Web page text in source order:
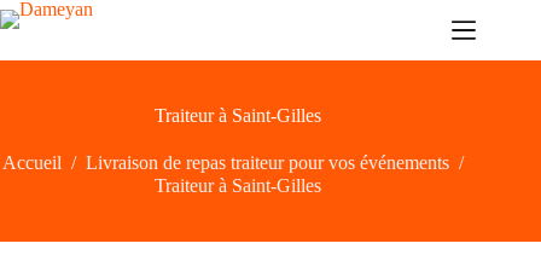
Passer
au
Traiteur à Saint-Gilles
Accueil / Livraison de repas traiteur pour vos événements /
Traiteur à Saint-Gilles